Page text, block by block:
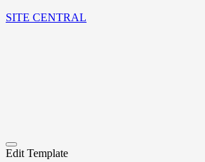
SITE CENTRAL
Edit Template